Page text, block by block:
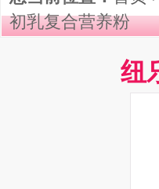
初乳复合营养粉
纽